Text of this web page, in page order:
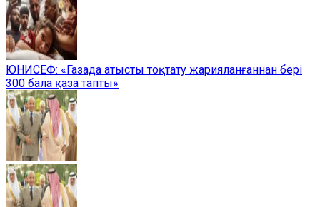
ЮНИСЕФ: «Газада атысты тоқтату жарияланғаннан бері
300 бала қаза тапты»